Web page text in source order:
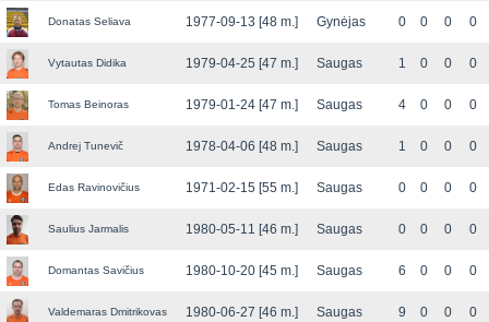
Donatas Seliava 1977-09-13 [48 m.] Gynėjas 0 0 0 0
Vytautas Didika 1979-04-25 [47 m.] Saugas 1 0 0 0
Tomas Beinoras 1979-01-24 [47 m.] Saugas 4 0 0 0
Andrej Tunevič 1978-04-06 [48 m.] Saugas 1 0 0 0
Edas Ravinovičius 1971-02-15 [55 m.] Saugas 0 0 0 0
Saulius Jarmalis 1980-05-11 [46 m.] Saugas 0 0 0 0
Domantas Savičius 1980-10-20 [45 m.] Saugas 6 0 0 0
Valdemaras Dmitrikovas 1980-06-27 [46 m.] Saugas 9 0 0 0